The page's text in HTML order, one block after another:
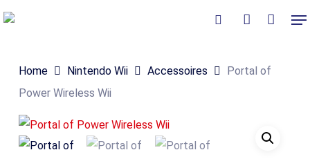
Skip
content
Home Nintendo Wii Accessoires
Portal of
Power Wireless Wii